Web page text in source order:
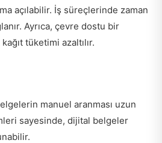
açılabilir. İş süreçlerinde zaman
Ayrıca, çevre dostu bir
tüketimi azaltılır.
manuel aranması uzun
sayesinde, dijital belgeler